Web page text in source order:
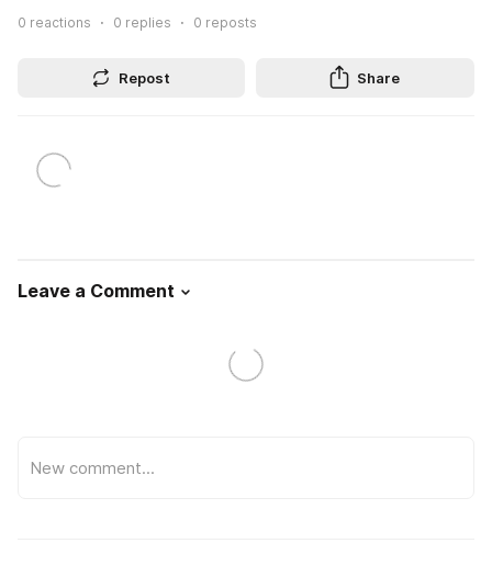
0 reactions 0 replies 0 reposts
Repost Share
Leave a Comment